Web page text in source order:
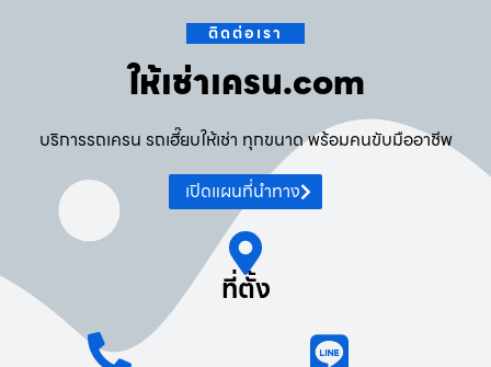
ติดต่อเรา
ให้เช่าเครน.com
บริการรถเครน รถเฮี๊ยบให้เช่า ทุกขนาด พร้อมคนขับมืออาชีพ
เปิดแผนที่นำทาง
ที่ตั้ง